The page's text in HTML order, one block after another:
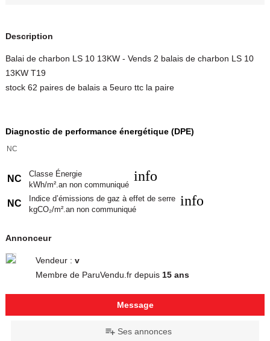
Description
Balai de charbon LS 10 13KW - Vends 2 balais de charbon LS 10
13KW T19
stock 62 paires de balais a 5euro ttc la paire
Diagnostic de performance énergétique (DPE)
NC
NC
Classe Énergie
kWh/m².an non communiqué
info
NC
Indice d’émissions de gaz à effet de serre
kgCO₂/m².an non communiqué
info
Annonceur
Vendeur : v
Membre de ParuVendu.fr depuis 15 ans
Message
Ses annonces